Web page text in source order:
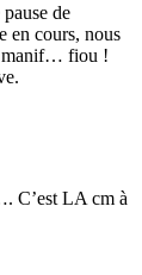
de
en cours, nous
manif… fiou !
C’est LA cm à